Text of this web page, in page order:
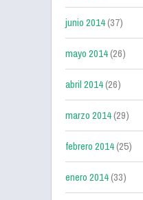
junio 2014(37)
mayo 2014(26)
abril 2014(26)
marzo 2014(29)
febrero 2014(25)
enero 2014(33)